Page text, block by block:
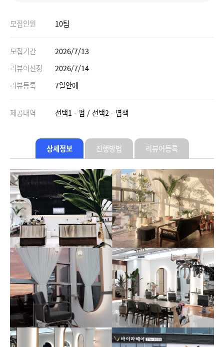
모집인원 10팀
모집기간
2026/7/13
리뷰어선정
2026/7/14
리뷰등록
7일안에
제공내역 선택1 - 펌 / 선택2 - 염색
상세정보 진행방법 리뷰어등록